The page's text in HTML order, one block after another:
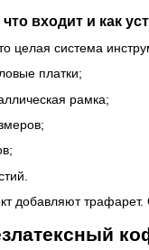
входит и как
система
платки;
рамка;
добавляют